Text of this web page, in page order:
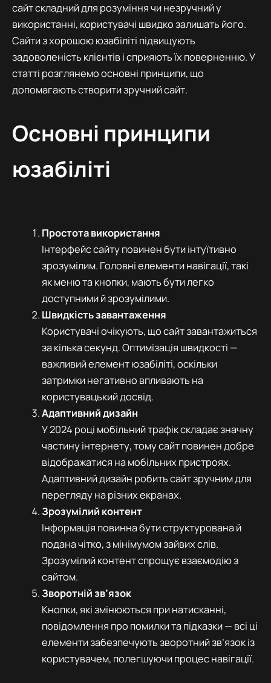
сайт складний для розуміння чи незручний у
використанні, користувачі швидко залишать його.
Сайти з хорошою юзабіліті підвищують
задоволеність клієнтів і сприяють їх поверненню. У
статті розглянемо основні принципи, що
допомагають створити зручний сайт.
Основні принципи
юзабіліті
Простота використання
Інтерфейс сайту повинен бути інтуїтивно
зрозумілим. Головні елементи навігації, такі
як меню та кнопки, мають бути легко
доступними й зрозумілими.
Швидкість завантаження
Користувачі очікують, що сайт завантажиться
за кілька секунд. Оптимізація швидкості —
важливий елемент юзабіліті, оскільки
затримки негативно впливають на
користувацький досвід.
Адаптивний дизайн
У 2024 році мобільний трафік складає значну
частину інтернету, тому сайт повинен добре
відображатися на мобільних пристроях.
Адаптивний дизайн робить сайт зручним для
перегляду на різних екранах.
Зрозумілий контент
Інформація повинна бути структурована й
подана чітко, з мінімумом зайвих слів.
Зрозумілий контент спрощує взаємодію з
сайтом.
Зворотній зв’язок
Кнопки, які змінюються при натисканні,
повідомлення про помилки та підказки — всі ці
елементи забезпечують зворотний зв’язок із
користувачем, полегшуючи процес навігації.